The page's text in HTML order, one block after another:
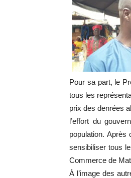
Pour sa part, le
tous les
prix des denrées
l’effort du
population. Après
sensibiliser tous
Commerce de
À l’image des